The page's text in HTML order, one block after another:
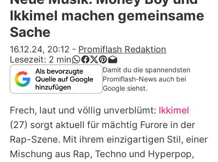
Alle Themen auf Promiflash
App runterladen
Team
Redaktionelle Richtlinien
Impressum
Datenschutzerklärung
Nutzungsbedingungen
Ikkimel machen gemeinsame
Sache
16.12.24, 20:12 - Promiflash Redaktion
Lesezeit: 2 min
Damit du die spannendsten
Promiflash-News auch bei
Google siehst.
Frech, laut und völlig unverblümt: Ikkimel
(27) sorgt aktuell für mächtig Furore in der
Rap-Szene. Mit ihrem einzigartigen Stil, einer
Mischung aus Rap, Techno und Hyperpop,